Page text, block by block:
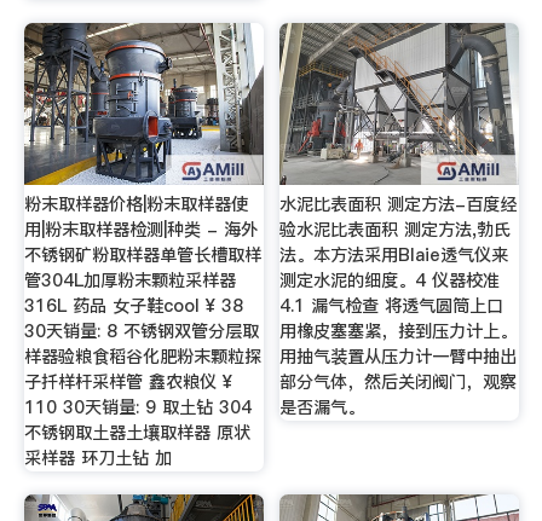
粉末取样器价格|粉末取样器使
用|粉末取样器检测|种类 - 海外
不锈钢矿粉取样器单管长槽取样
管304L加厚粉末颗粒采样器
316L 药品 女子鞋cool ¥ 38
30天销量: 8 不锈钢双管分层取
样器验粮食稻谷化肥粉末颗粒探
子扦样杆采样管 鑫农粮仪 ¥
110 30天销量: 9 取土钻 304
不锈钢取土器土壤取样器 原状
采样器 环刀土钻 加
水泥比表面积 测定方法-百度经
验水泥比表面积 测定方法,勃氏
法。本方法采用Blaie透气仪来
测定水泥的细度。4 仪器校准
4.1 漏气检查 将透气圆筒上口
用橡皮塞塞紧，接到压力计上。
用抽气装置从压力计一臂中抽出
部分气体，然后关闭阀门，观察
是否漏气。